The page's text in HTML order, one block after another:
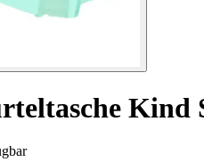
Kind